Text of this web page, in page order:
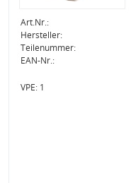
Art.Nr.:
Hersteller:
Teilenummer:
EAN-Nr.:
VPE: 1